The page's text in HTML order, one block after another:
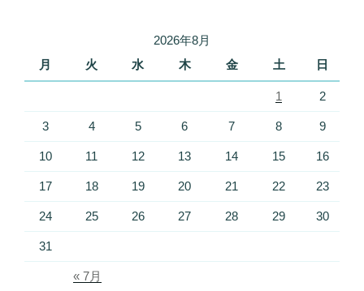
2026年8月
月
火 水 木 金 土 日
1 2
3 4 5 6 7 8 9
10 11 12 13 14 15 16
17 18 19 20 21 22 23
24 25 26 27 28 29 30
31
« 7月